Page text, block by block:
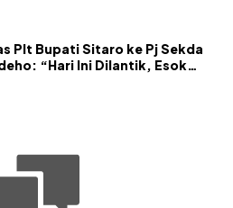
Plt Bupati Sitaro ke Pj Sekda
“Hari Ini Dilantik, Esok